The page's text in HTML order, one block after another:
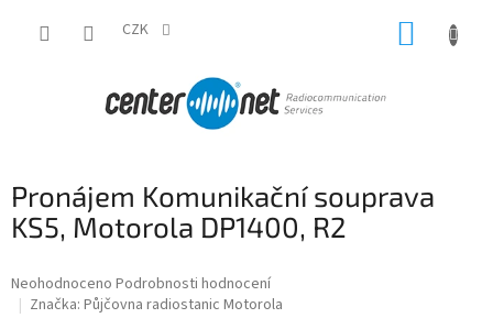
CZK
Pronájem Komunikační souprava
KS5, Motorola DP1400, R2
Průměrné
hodnocení
Neohodnoceno Podrobnosti hodnocení
Značka: Půjčovna radiostanic Motorola